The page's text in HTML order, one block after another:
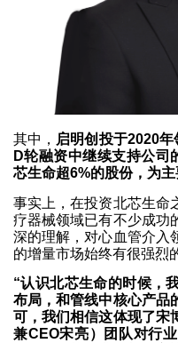
其中， 启明创投于2020
D轮融资中继续支持公司
芯生命超6%的股份，为主
事实上，在投资北芯生命
疗器械领域已有不少成功
深的理解，对心血管介入
的增量市场始终有很强烈
“认识北芯生命的时候，
布局，和管线中核心产品
可，我们相信这体现了宋
兼CEO宋亮）团队对行